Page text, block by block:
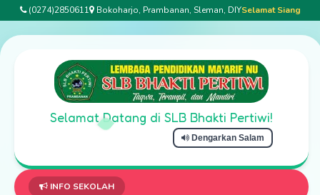
(0274)2850611 Bokoharjo, Prambanan, Sleman, DIYSelamat Siang
Selamat Datang di SLB Bhakti Pertiwi!
Dengarkan Salam
INFO SEKOLAH